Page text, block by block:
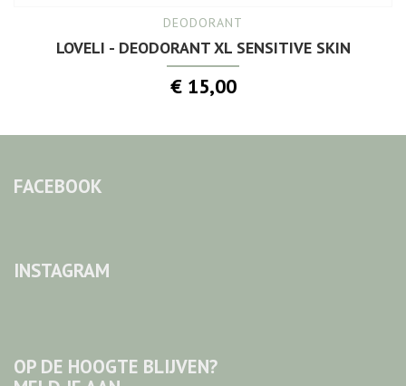
DEODORANT
LOVELI - DEODORANT XL SENSITIVE SKIN
€ 15,00
FACEBOOK
INSTAGRAM
OP DE HOOGTE BLIJVEN?